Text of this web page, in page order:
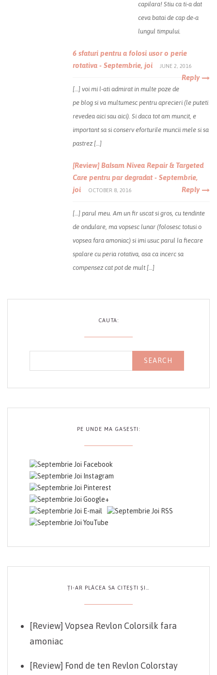
capilara! Stiu ca ti-a dat
ceva batai de cap de-a
lungul timpului.
6 sfaturi pentru a folosi usor o perie
rotativa - Septembrie, joi
JUNE 2, 2016
Reply
[…] voi mi l-ati admirat in multe poze de
pe blog si va multumesc pentru aprecieri (le puteti
revedea aici sau aici). Si daca tot am muncit, e
important sa si conserv eforturile muncii mele si sa
pastrez […]
[Review] Balsam Nivea Repair & Targeted
Care pentru par degradat - Septembrie,
joi
OCTOBER 8, 2016 Reply
[…] parul meu. Am un fir uscat si gros, cu tendinte
de ondulare, ma vopsesc lunar (folosesc totusi o
vopsea fara amoniac) si imi usuc parul la fiecare
spalare cu peria rotativa, asa ca incerc sa
compensez cat pot de mult […]
CAUTA:
PE UNDE MA GASESTI:
ȚI-AR PLĂCEA SA CITEȘTI ȘI…
[Review] Vopsea Revlon Colorsilk fara
amoniac
[Review] Fond de ten Revlon Colorstay